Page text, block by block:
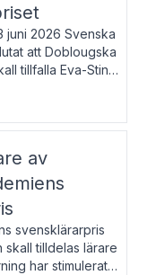
juni 2026 Svenska
att Doblougska
tillfalla Eva-Stina
Dahlström, Matias
Stueland.
000 svenska
av
svensklärarpris
skall tilldelas lärare
har stimulerat